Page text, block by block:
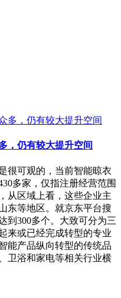
，仍有较大提升空间
很可观的，当前智能晾衣
多家，仅指注册经营范围
从区域上看，这些企业主
东等地区。就京东平台搜
到300多个。大致可分为三
来或已经完成转型的专业
能产品纵向转型的传统品
卫浴和家电等相关行业横